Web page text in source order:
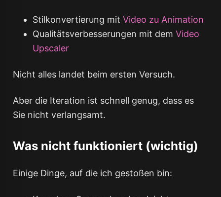
Stilkonvertierung mit Video zu Animation
Qualitätsverbesserungen mit dem Video
Upscaler
Nicht alles landet beim ersten Versuch.
Aber die Iteration ist schnell genug, dass es
Sie nicht verlangsamt.
Was nicht funktioniert (wichtig)
Einige Dinge, auf die ich gestoßen bin: